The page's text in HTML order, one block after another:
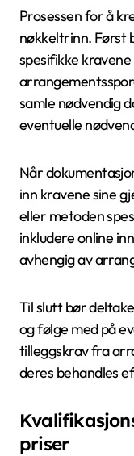
Prosessen for å
nøkkeltrinn. Først
spesifikke
samle nødvendig
eventuelle
Når
inn kravene sine
eller metoden
inkludere online
avhengig av
Til slutt bør
og følge med på
tilleggskrav fra
deres behandles
priser